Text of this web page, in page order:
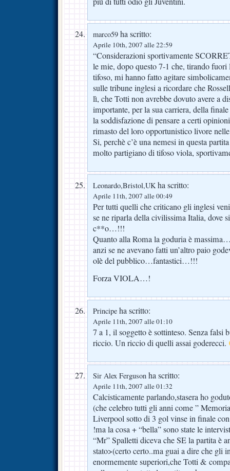
marco59 ha scritto:
Aprile 10th, 2007 alle 22:59
“Considerazioni sportivamente
le mie, dopo questo 7-1 che, tirando
tifoso, mi hanno fatto agitare
sulle tribune inglesi a ricordare che
lì, che Totti non avrebbe dovuto avere a
importante, per la sua carriera, della
la soddisfazione di pensare a certi
rimasto del loro opportunistico livore
Si, perchè c’è una nemesi in questa
molto partigiano di tifoso viola,
Leonardo,Bristol,UKha scritto:
Aprile 11th, 2007 alle 00:49
Per tutti quelli che criticano gli inglesi
se ne riparla della civilissima Italia, dove
c**o…!!!
Quanto alla Roma la goduria è
anzi se ne avevano fatti un’altro paio
olè del pubblico…fantastici…!!!
Forza VIOLA…!
Principe ha scritto:
Aprile 11th, 2007 alle 01:10
7 a 1, il soggetto è sottinteso. Senza falsi
riccio. Un riccio di quelli assai goderecci.
Sir Alex Ferguson ha scritto:
Aprile 11th, 2007 alle 01:32
Calcisticamente parlando,stasera ho
(che celebro tutti gli anni come ”
Liverpool sotto di 3 gol vinse in finale
!ma la cosa + “bella” sono state le
“Mr” Spalletti diceva che SE la partita è
stato>(certo certo..ma guai a dire che gli
enormemente superiori,che Totti &